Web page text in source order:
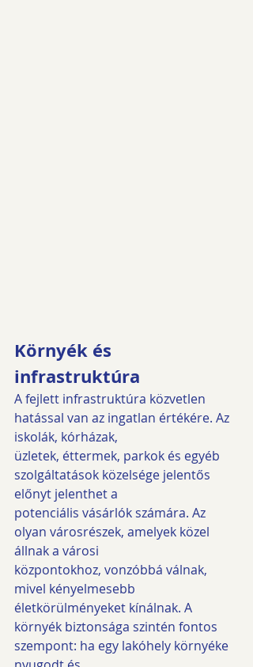
Környék és
infrastruktúra
A fejlett infrastruktúra közvetlen
hatással van az ingatlan értékére. Az
iskolák, kórházak,
üzletek, éttermek, parkok és egyéb
szolgáltatások közelsége jelentős
előnyt jelenthet a
potenciális vásárlók számára. Az
olyan városrészek, amelyek közel
állnak a városi
központokhoz, vonzóbbá válnak,
mivel kényelmesebb
életkörülményeket kínálnak. A
környék biztonsága szintén fontos
szempont: ha egy lakóhely környéke